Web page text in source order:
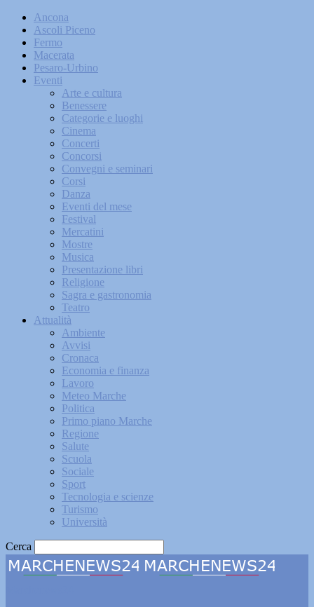
Ancona
Ascoli Piceno
Fermo
Macerata
Pesaro-Urbino
Eventi
Arte e cultura
Benessere
Categorie e luoghi
Cinema
Concerti
Concorsi
Convegni e seminari
Corsi
Danza
Eventi del mese
Festival
Mercatini
Mostre
Musica
Presentazione libri
Religione
Sagra e gastronomia
Teatro
Attualità
Ambiente
Avvisi
Cronaca
Economia e finanza
Lavoro
Meteo Marche
Politica
Primo piano Marche
Regione
Salute
Scuola
Sociale
Sport
Tecnologia e scienze
Turismo
Università
Cerca